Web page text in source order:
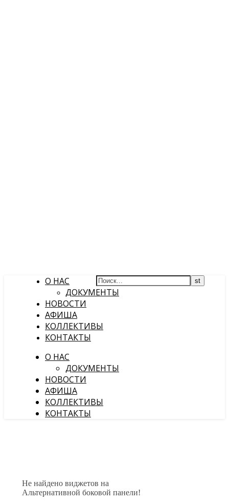
О НАС
ДОКУМЕНТЫ
НОВОСТИ
АФИША
КОЛЛЕКТИВЫ
КОНТАКТЫ
О НАС
ДОКУМЕНТЫ
НОВОСТИ
АФИША
КОЛЛЕКТИВЫ
КОНТАКТЫ
Не найдено виджетов на
Альтернативной боковой панели!